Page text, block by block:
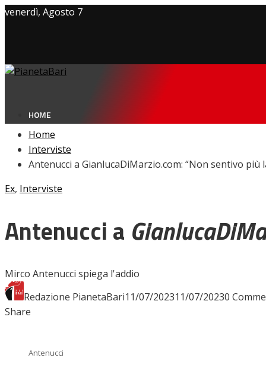
venerdì, Agosto 7
Cookie Policy
HOME
NEWS
Amarcord
Giovanili
Le pagelle
Home
Interviste
Antenucci a GianlucaDiMarzio.com: “Non sentivo più
Ex, Interviste
Antenucci a
Mirco Antenucci spiega l'addio
Redazione PianetaBari11/07/202311/07/20230
Facebook
Twitter
LinkedIn
Pinterest
Stumbleupon
Email
Share
Antenucci